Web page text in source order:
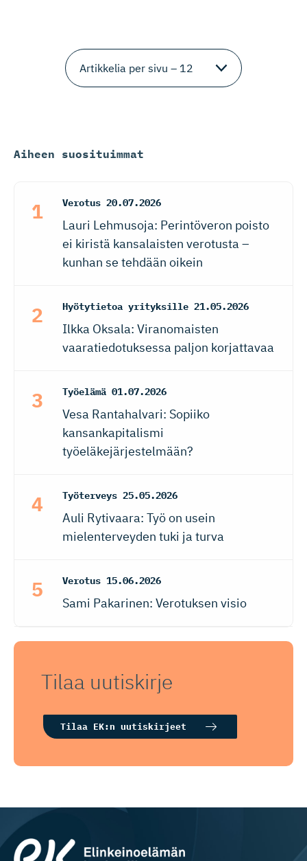
Aiheen suosituimmat
Verotus 20.07.2026
Lauri Lehmusoja: Perintöveron poisto
ei kiristä kansalaisten verotusta –
kunhan se tehdään oikein
Hyötytietoa yrityksille 21.05.2026
Ilkka Oksala: Viranomaisten
vaaratiedotuksessa paljon korjattavaa
Työelämä 01.07.2026
Vesa Rantahalvari: Sopiiko
kansankapitalismi
työeläkejärjestelmään?
Työterveys 25.05.2026
Auli Rytivaara: Työ on usein
mielenterveyden tuki ja turva
Verotus 15.06.2026
Sami Pakarinen: Verotuksen visio
Tilaa uutiskirje
Tilaa EK:n uutiskirjeet